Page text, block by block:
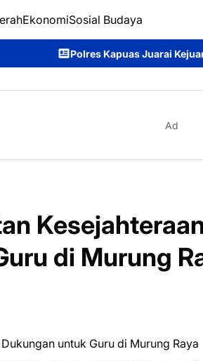
EkonomiSosial Budaya
Juarai Kejuaraan Bulutangkis Kapolda
Ad
di Murung
untuk Guru di Murung Raya